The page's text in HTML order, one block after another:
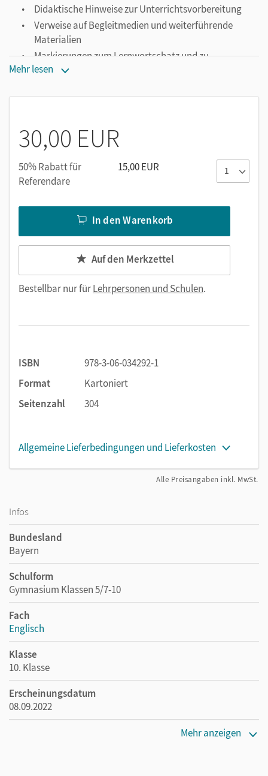
Didaktische Hinweise zur Unterrichtsvorbereitung
Verweise auf Begleitmedien und weiterführende
Materialien
Markierungen zum Lernwortschatz und zu
grammatischen Strukturen
Mehr lesen
30,00 EUR
50% Rabatt für
Referendare
15,00 EUR
In den Warenkorb
Auf den Merkzettel
Bestellbar nur fürLehrpersonen und Schulen.
ISBN
978-3-06-034292-1
Format
Kartoniert
Seitenzahl
304
Allgemeine Lieferbedingungen und Lieferkosten
Alle Preisangaben inkl. MwSt.
Infos
Bundesland
Bayern
Schulform
Gymnasium Klassen 5/7-10
Fach
Englisch
Klasse
10. Klasse
Erscheinungsdatum
08.09.2022
Mehr anzeigen